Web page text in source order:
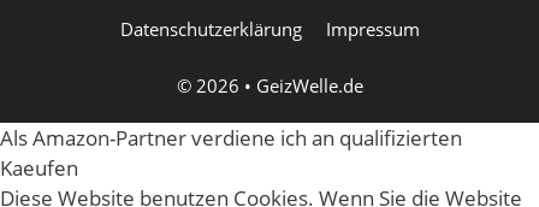
Datenschutzerklärung Impressum
© 2026 • GeizWelle.de
Als Amazon-Partner verdiene ich an qualifizierten
Kaeufen
Diese Website benutzen Cookies. Wenn Sie die Website